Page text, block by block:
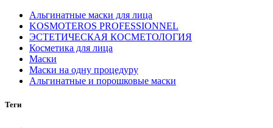
Альгинатные маски для лица
KOSMOTEROS PROFESSIONNEL
ЭСТЕТИЧЕСКАЯ КОСМЕТОЛОГИЯ
Косметика для лица
Маски
Маски на одну процедуру
Альгинатные и порошковые маски
Теги